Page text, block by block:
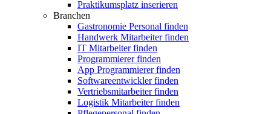
Praktikumsplatz inserieren
Branchen
Gastronomie Personal finden
Handwerk Mitarbeiter finden
IT Mitarbeiter finden
Programmierer finden
App Programmierer finden
Softwareentwickler finden
Vertriebsmitarbeiter finden
Logistik Mitarbeiter finden